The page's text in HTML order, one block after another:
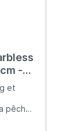
-
et
pêche